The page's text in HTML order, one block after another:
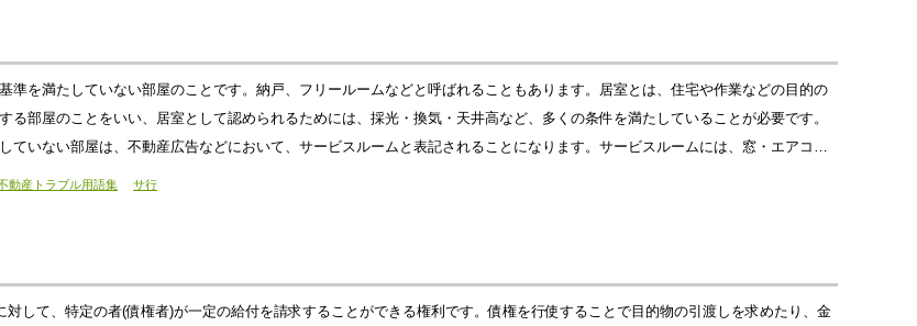
準を満たしていない部屋のことです。納戸、フリールームなどと呼ばれることもあります。居室とは、住宅や作業などの目的の
る部屋のことをいい、居室として認められるためには、採光・換気・天井高など、多くの条件を満たしていることが必要です。
ていない部屋は、不動産広告などにおいて、サービスルームと表記されることになります。サービスルームには、窓・エアコ…
動産トラブル用語集 サ行
対して、特定の者(債権者)が一定の給付を請求することができる権利です。債権を行使することで目的物の引渡しを求めたり、金